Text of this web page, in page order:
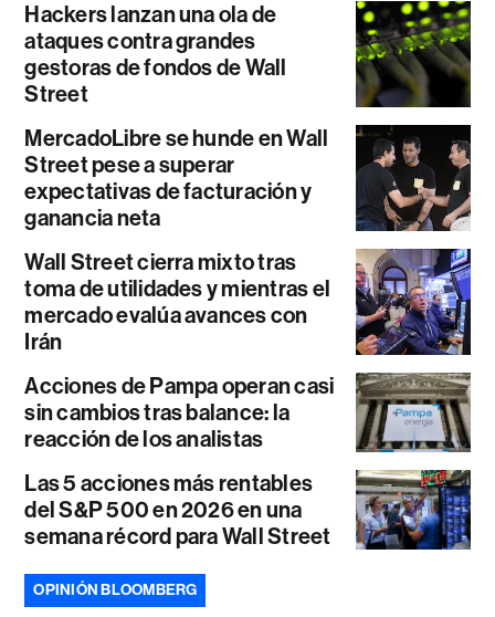
Hackers lanzan una ola de
ataques contra grandes
gestoras de fondos de Wall
Street
MercadoLibre se hunde en Wall
Street pese a superar
expectativas de facturación y
ganancia neta
Wall Street cierra mixto tras
toma de utilidades y mientras el
mercado evalúa avances con
Irán
Acciones de Pampa operan casi
sin cambios tras balance: la
reacción de los analistas
Las 5 acciones más rentables
del S&P 500 en 2026 en una
semana récord para Wall Street
OPINIÓN BLOOMBERG